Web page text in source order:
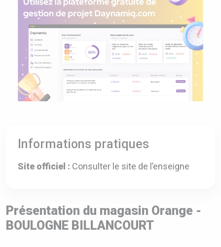
Informations pratiques
Site officiel : Consulter le site de l’enseigne
Présentation du magasin Orange -
BOULOGNE BILLANCOURT